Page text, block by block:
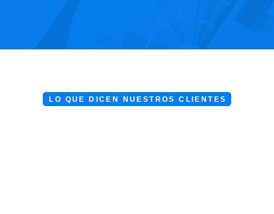
LO QUE DICEN NUESTROS CLIENTES